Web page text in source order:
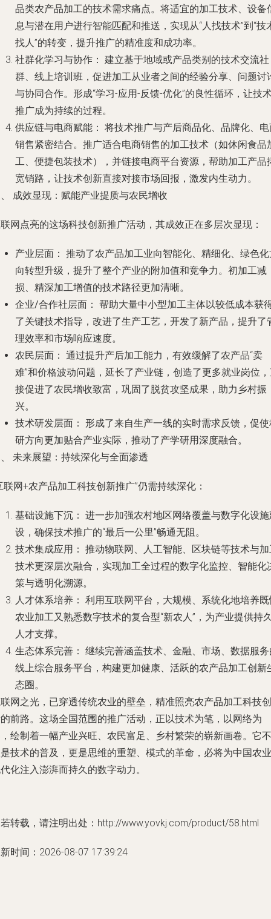
品类农产品加工的技术需求痛点。将适宜的加工技术、设备
息与潜在用户进行智能匹配和推送，实现从“人找技术”到“技
找人”的转变，提升推广的精准度和成功率。
社群化学习与协作： 建立基于地域或产品类别的技术交流社
群、线上培训班，促进加工从业者之间的经验分享、问题讨
与协同合作。形成“学习-应用-反馈-优化”的良性循环，让技
推广成为持续的过程。
供应链与电商赋能： 将技术推广与产后商品化、品牌化、
销售紧密结合。推广适合电商销售的加工技术（如休闲食品
工、便捷包装技术），并链接电商平台资源，帮助加工产品
宽销路，让技术创新直接对接市场回报，激发内生动力。
成效显现：赋能产业提质与农民增收
网点亮的这场科技创新推广活动，其成效正在多层次显现：
产业层面： 推动了农产品加工业向智能化、精细化、绿色
向转型升级，提升了整个产业的附加值和竞争力。初加工减
损、精深加工增值的技术路径更加清晰。
企业/合作社层面： 帮助大量中小型加工主体以较低成本获
了关键技术指导，改进了生产工艺，开发了新产品，提升了
理效率和市场响应速度。
农民层面： 通过提升产后加工能力，有效缓解了农产品“卖
难”和价格波动问题，延长了产业链，创造了更多就业岗位
接促进了农民增收致富，巩固了脱贫攻坚成果，助力乡村振
兴。
技术研发层面： 形成了来自生产一线的实时需求反馈，促
研方向更加贴合产业实际，推动了产学研用深度融合。
未来展望：持续深化与全面渗透
联网+农产品加工科技创新推广”仍需持续深化：
基础设施下沉： 进一步加强农村地区网络覆盖与数字化设
设，确保技术推广的“最后一公里”畅通无阻。
技术集成应用： 推动物联网、人工智能、区块链等技术与
技术更深层次融合，实现加工全过程的数字化监控、智能化
策与透明化溯源。
人才体系培养： 利用互联网平台，大规模、系统化地培养
农业加工又熟悉数字技术的复合型“新农人”，为产业提供持
人才支撑。
生态体系完善： 继续完善涵盖技术、金融、市场、数据服
线上综合服务平台，构建更加健康、活跃的农产品加工创新
态圈。
网之光，已穿透传统农业的壁垒，精准照亮农产品加工科技创
前路。这场全国范围的推广活动，正以技术为笔，以网络为
绘制着一幅产业兴旺、农民富足、乡村繁荣的崭新画卷。它不
技术的普及，更是思维的重塑、模式的革命，必将为中国农业
化注入澎湃而持久的数字动力。
转载，请注明出处：http://www.yovkj.com/product/58.html
时间：2026-08-07 17:39:24